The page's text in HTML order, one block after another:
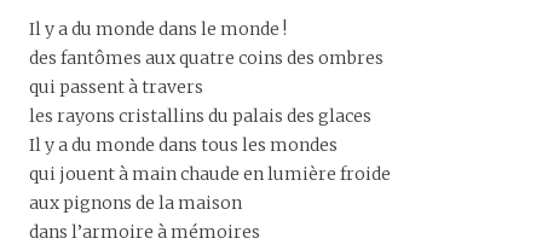
Il y a du monde dans le monde !
des fantômes aux quatre coins des ombres
qui passent à travers
les rayons cristallins du palais des glaces
Il y a du monde dans tous les mondes
qui jouent à main chaude en lumière froide
aux pignons de la maison
dans l’armoire à mémoires